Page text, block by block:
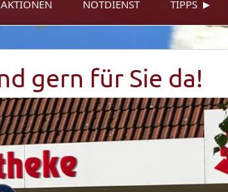
AKTIONEN NOTDIENST TIPPS
gern für Sie da!